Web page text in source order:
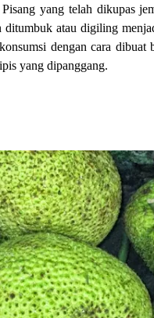
Pisang yang telah dikupas
ditumbuk atau digiling
dengan cara dibuat
yang dipanggang.